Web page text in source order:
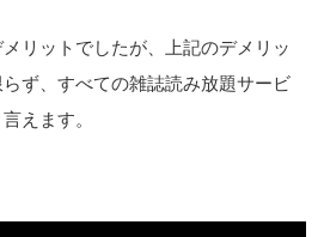
リットでしたが、上記のデメリッ
ず、すべての雑誌読み放題サービ
えます。